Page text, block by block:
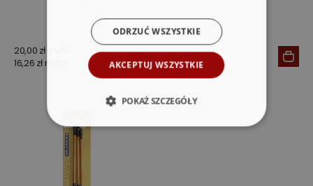
20,00 zł z VAT
16,26 zł netto
AKCEPTUJ WSZYSTKIE
ODRZUĆ WSZYSTKIE
POKAŻ SZCZEGÓŁY